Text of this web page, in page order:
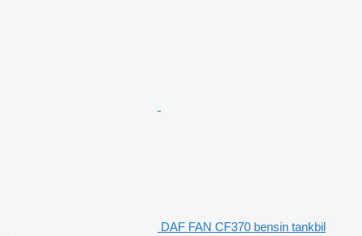
DAF FAN CF370 bensin tankbil